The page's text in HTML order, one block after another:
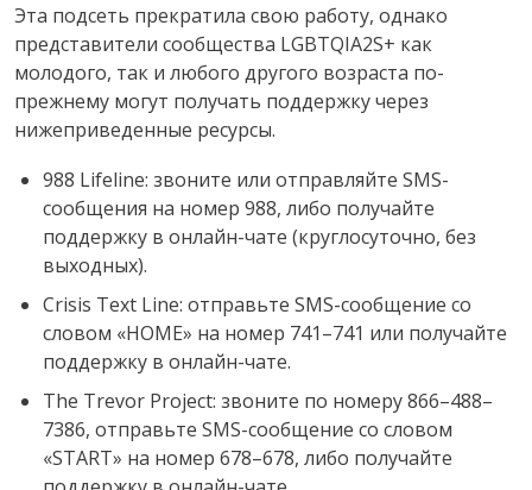
Эта подсеть прекратила свою работу, однако
представители сообщества LGBTQIA2S+ как
молодого, так и любого другого возраста по-
прежнему могут получать поддержку через
нижеприведенные ресурсы.
988 Lifeline: звоните или отправляйте SMS-
сообщения на номер 988, либо получайте
поддержку в онлайн-чате (круглосуточно, без
выходных).
Crisis Text Line: отправьте SMS-сообщение со
словом «HOME» на номер 741–741 или получайте
поддержку в онлайн-чате.
The Trevor Project: звоните по номеру 866–488–
7386, отправьте SMS-сообщение со словом
«START» на номер 678–678, либо получайте